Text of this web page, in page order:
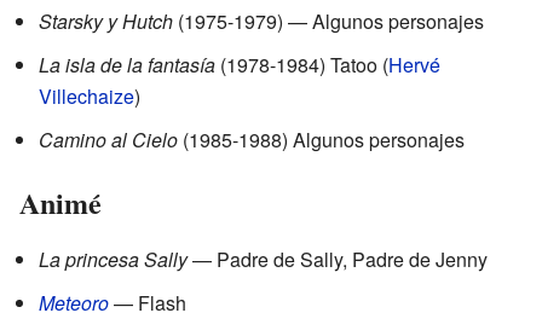
Starsky y Hutch (1975-1979) — Algunos personajes
La isla de la fantasía (1978-1984) Tatoo (Hervé
Villechaize)
Camino al Cielo (1985-1988) Algunos personajes
Animé
La princesa Sally— Padre de Sally, Padre de Jenny
Meteoro— Flash